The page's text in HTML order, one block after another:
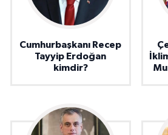
Cumhurbaşkanı Recep
Tayyip Erdoğan
kimdir?